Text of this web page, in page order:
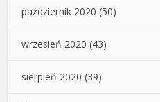
październik 2020 (50)
wrzesień 2020 (43)
sierpień 2020 (39)